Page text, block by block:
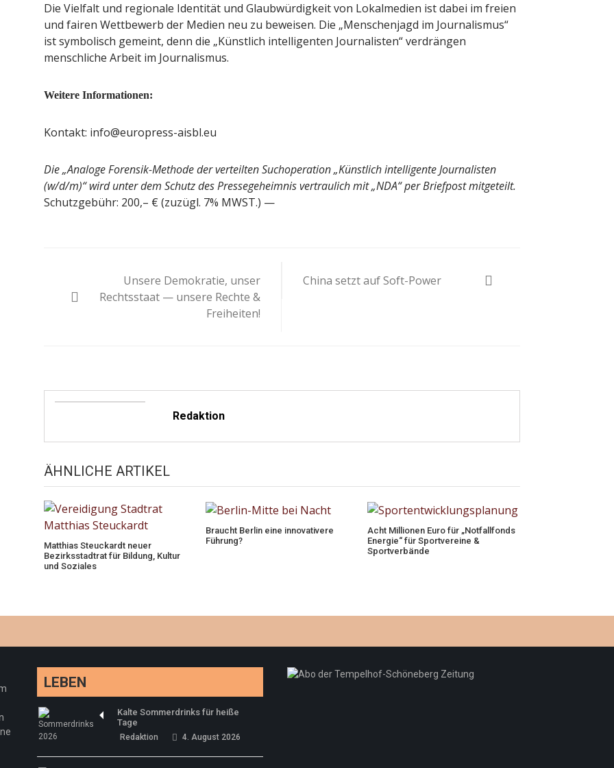
Die Vielfalt und regionale Identität und Glaubwürdigkeit von Lokalmedien ist dabei im freien
und fairen Wettbewerb der Medien neu zu beweisen. Die „Menschenjagd im Journalismus“
ist symbolisch gemeint, denn die „Künstlich intelligenten Journalisten“ verdrängen
menschliche Arbeit im Journalismus.
Weitere Informationen:
Kontakt: info@europress-aisbl.eu
Die „Analoge Forensik-Methode der verteilten Suchoperation „Künstlich intelligente Journalisten
(w/d/m)“ wird unter dem Schutz des Pressegeheimnis vertraulich mit „NDA“ per Briefpost mitgeteilt.
Schutzgebühr: 200,– € (zuzügl. 7% MWST.) —
Unsere Demokratie, unser
Rechtsstaat — unsere Rechte &
Freiheiten!
China setzt auf Soft-Power
Redaktion
ÄHNLICHE ARTIKEL
Matthias Steuckardt neuer
Bezirksstadtrat für Bildung, Kultur
und Soziales
Braucht Berlin eine innovativere
Führung?
Acht Millionen Euro für „Notfallfonds
Energie“ für Sportvereine &
Sportverbände
LEBEN
Kalte Sommerdrinks für heiße
Tage
Redaktion 4. August 2026